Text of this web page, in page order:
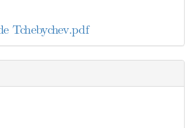
Tchebychev.pdf